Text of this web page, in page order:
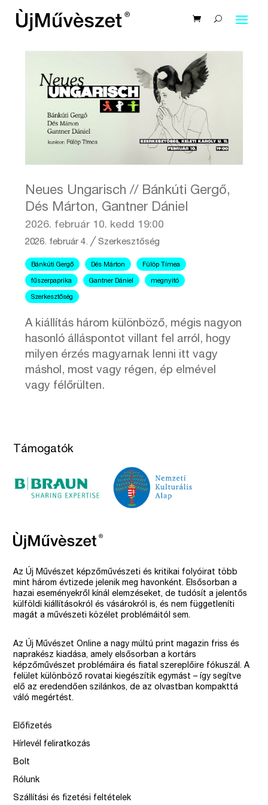
Neues Ungarisch // Bánkúti Gergő,
Dés Márton, Gantner Dániel
2026. február 10. kedd 19:00
2026. február 4. ╱Szerkesztőség
Bánkúti Gergő Dés Márton Fülöp Tímea
fűszerpaprika Gantner Dániel megnyitó
Szerkesztőség
A kiállítás három különböző, mégis nagyon
hasonló álláspontot villant fel arról, hogy
milyen érzés magyarnak lenni itt vagy
máshol, most vagy régen, ép elmével
vagy félőrülten.
Támogatók
Az Új Művészet képzőművészeti és kritikai folyóirat több
mint három évtizede jelenik meg havonként. Elsősorban a
hazai eseményekről kínál elemzéseket, de tudósít a jelentős
külföldi kiállításokról és vásárokról is, és nem függetleníti
magát a művészeti közélet problémáitól sem.
Az Új Művészet Online a nagy múltú print magazin friss és
naprakész kiadása, amely elsősorban a kortárs
képzőművészet problémáira és fiatal szereplőire fókuszál. A
felület különböző rovatai kiegészítik egymást – így segítve
elő az eredendően szilánkos, de az olvastban kompakttá
váló megértést.
Előfizetés
Hírlevél feliratkozás
Bolt
Rólunk
Szállítási és fizetési feltételek